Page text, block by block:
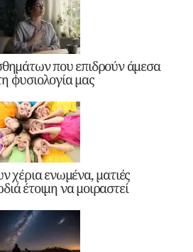
που επιδρούν άμεσα
φυσιολογία μας
χέρια ενωμένα, ματιές
έτοιμη να μοιραστεί